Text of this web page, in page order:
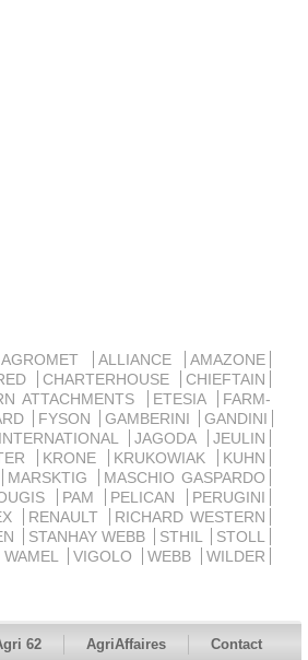
AGROMET ALLIANCE
AMAZONE
CHARTERHOUSE
CHIEFTAIN
ATTACHMENTS ETESIA
FARM-
FYSON GAMBERINI
GANDINI
INTERNATIONAL JAGODA
JEULIN
KRONE KRUKOWIAK
KUHN
MARSKTIG
MASCHIO GASPARDO
PAM PELICAN
PERUGINI
RENAULT
RICHARD WESTERN
STANHAY WEBB STHIL
STOLL
VIGOLO WEBB
WILDER
62 AgriAffaires Contact